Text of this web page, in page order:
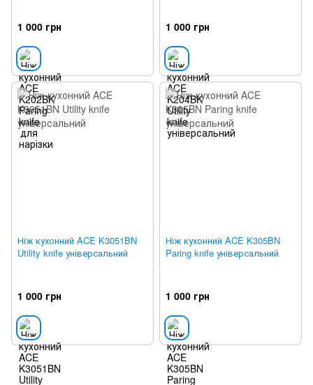
1 000 грн 1 000 грн
Ніж кухонний ACE K3051BN
Utility knife універсальний
1 000 грн
Ніж кухонний ACE K305BN
Paring knife універсальний
1 000 грн